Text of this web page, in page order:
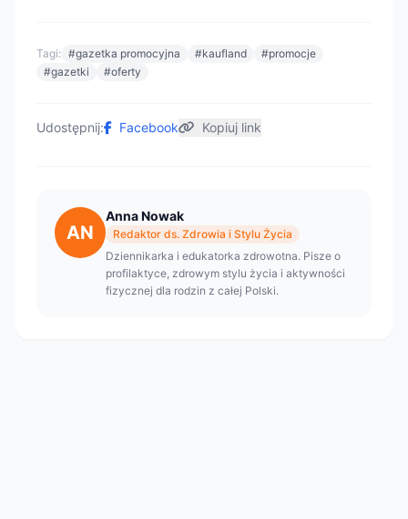
Tagi: #gazetka promocyjna #kaufland
#promocje
#gazetki
#oferty
Udostępnij: Facebook Kopiuj link
AN
Anna Nowak
Redaktor ds. Zdrowia i Stylu Życia
Dziennikarka i edukatorka zdrowotna. Pisze o
profilaktyce, zdrowym stylu życia i aktywności
fizycznej dla rodzin z całej Polski.